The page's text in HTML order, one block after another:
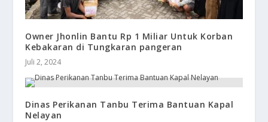
Owner Jhonlin Bantu Rp 1 Miliar Untuk Korban
Kebakaran di Tungkaran pangeran
Juli 2, 2024
​Dinas Perikanan Tanbu Terima Bantuan Kapal
Nelayan